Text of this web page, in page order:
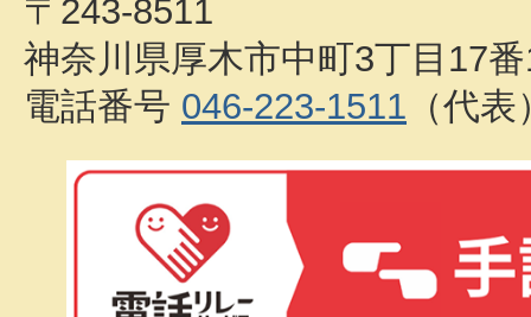
〒243-8511
神奈川県厚木市中町3丁目17
電話番号 046-223-1511 （代表